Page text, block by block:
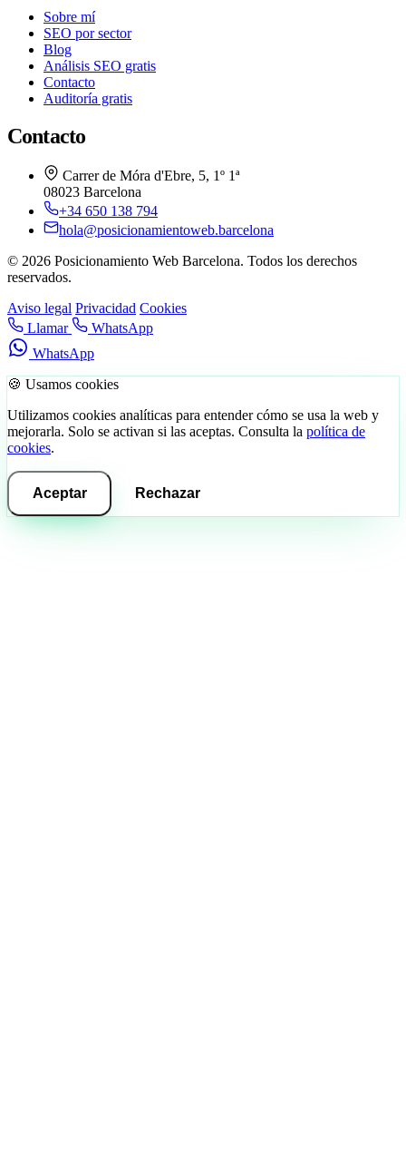
Sobre mí
SEO por sector
Blog
Análisis SEO gratis
Contacto
Auditoría gratis
Contacto
Carrer de Móra d'Ebre, 5, 1º 1ª
08023 Barcelona
+34 650 138 794
hola@posicionamientoweb.barcelona
© 2026 Posicionamiento Web Barcelona. Todos los derechos
reservados.
Aviso legal Privacidad Cookies
Llamar
WhatsApp
WhatsApp
🍪 Usamos cookies
Utilizamos cookies analíticas para entender cómo se usa la web y
mejorarla. Solo se activan si las aceptas. Consulta la política de
cookies.
Aceptar Rechazar